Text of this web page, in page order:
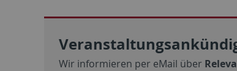
Wir informieren per eMail über